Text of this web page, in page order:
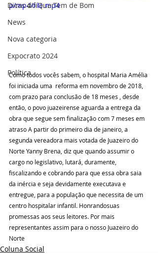
Dicas do Que Tem de Bom
News
Nova categoria
Expocrato 2024
Política
p/mp4/file.mp4
Como todos vocês sabem, o hospital Maria Amélia
foi iniciada uma  reforma em novembro de 2018,
com prazo para conclusão de 18 meses , desde
então, o povo juazeirense aguarda a entrega da
obra que segue sem finalização com 7 meses em
atraso A partir do primeiro dia de janeiro, a
segunda vereadora mais votada de Juazeiro do
Norte Yanny Brena, diz que quando assumir o
cargo no legislativo, lutará, duramente,
fiscalizando e cobrando para que essa obra saia
da inércia e seja devidamente executava e
entregue, para a população que necessita de um
centro hospitalar infantil. Honrandosuas
promessas aos seus leitores. Por mais
representantes assim para o nosso Juazeiro do
Norte
Coluna Social